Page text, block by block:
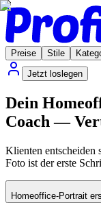
Preise Stile
Jetzt loslegen
Dein
Coach —
Klienten entscheiden
Foto ist der erste
Homeoffice-Portrait